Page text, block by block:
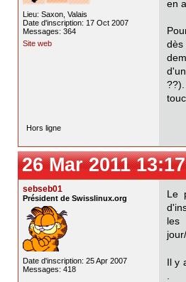
Lieu: Saxon, Valais
Date d'inscription: 17 Oct 2007
Messages: 364
Site web
en
Hors ligne
26 Mar 2011
sebseb01
Président de Swisslinux.org
Date d'inscription: 25 Apr 2007
Messages: 418
Le
Il
.